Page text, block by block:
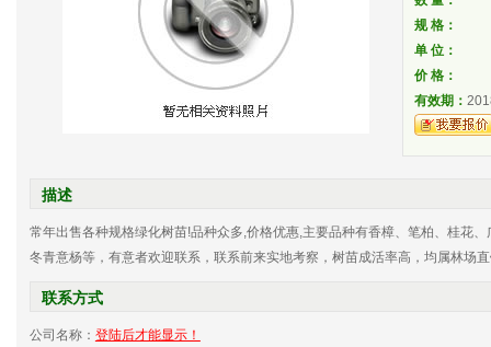
规 格：
单 位：
价 格：
有效期：
描述
常年出售各种规格绿化树苗!品种众多,价格优惠,主要品种有香樟、笔柏、桂花
冬青意杨等，有意者欢迎联系，联系前来实地考察，树苗成活率高，均属林场
联系方式
公司名称： 登陆后才能显示！